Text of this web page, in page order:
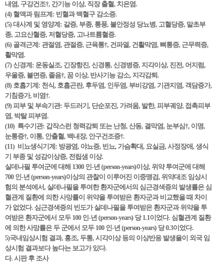
내염, 구강건조†, 간기능 이상, 직장 출혈, 치은염.
(4) 혈액과 림프계: 빈혈과 백혈구 감소증.
(5) 대사계 및 영양계: 갈증, 부종, 통풍, 불안정성 당뇨병, 고혈당증, 말초부
종, 고요산혈증, 저혈당증, 고나트륨혈증.
(6) 골격근계: 관절염, 관절증, 근육통†, 건파열, 건활막염, 뼈통증, 근무력증,
활막염.
(7) 신경계: 운동실조, 긴장항진, 신경통, 신경병증, 지각이상, 진전, 어지럼,
우울증, 불면증, 졸음†, 꿈 이상, 반사기능 감소, 지각감퇴.
(8) 호흡기계: 천식, 호흡곤란, 후두염, 인두염, 부비강염, 기관지염, 객담증가,
기침증가, 비염†.
(9) 피부 및 부속기관: 두드러기, 단순포진, 가려움, 발한, 피부궤양, 접촉피부
염, 박탈 피부염.
(10) 특수기관: 갑작스런 청력감퇴 또는 난청, 산동, 결막염, 눈부심†, 이명,
눈통증†, 이통, 안출혈, 백내장, 안구건조증†.
(11) 비뇨생식기계: 방광염, 야뇨증, 빈뇨, 가슴확대, 요실금, 사정장애, 생식
기 부종 및 성감이상증, 전립샘 이상.
실데나필 투여군에 대해 1300 인-년 (person-years)이상, 위약 투여군에 대해
700 인-년 (person-years)이상의 관찰이 이루어진 이중맹검, 위약대조 임상시
험의 분석에서, 실데나필을 투여한 환자군에서의 심근경색증의 발생률은 심
혈관계 질환에 의한 사망률이 위약을 투여받은 환자군과 비교했을 때 차이
가 없었다. 심근경색증의 빈도가 실데나필을 투여받은 환자군과 위약을 투
여받은 환자군에서 모두 100 인-년 (person-years) 당 1.1이었다. 심혈관계 질환
에 의한 사망률은 두 군에서 모두 100 인-년 (person-years) 당 0.3이었다.
5)국내임상시험 결과, 홍조, 두통, 시각이상 등의 이상반응 발생율이 외국 임
상시험 결과보다 높다는 보고가 있다.
다. 시판 후 조사